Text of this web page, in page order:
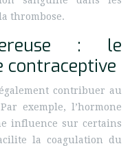
thrombose.
: le
contraceptive
contribuer au
exemple, l’hormone
influence sur certains
la coagulation du